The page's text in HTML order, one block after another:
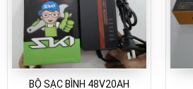
BỘ SẠC BÌNH 48V20AH